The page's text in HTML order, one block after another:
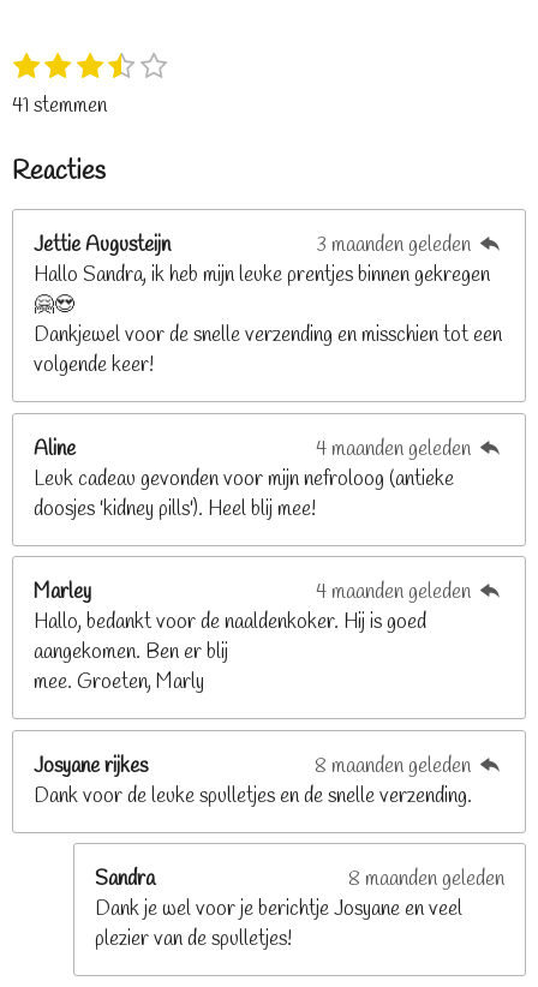
R
a
i
n
g
8
8
s
1
s
t
e
r
2
s
t
r
r
e
n
3
s
t
e
r
r
e
n
4
t
r
e
n
5
r
e
n
S
e
41 stemmen
Reacties
Jettie Augusteijn
3 maanden geleden
Hallo Sandra, ik heb mijn leuke prentjes binnen gekregen
🤗😍
Dankjewel voor de snelle verzending en misschien tot een
volgende keer!
Aline
4 maanden geleden
Leuk cadeau gevonden voor mijn nefroloog (antieke
doosjes 'kidney pills'). Heel blij mee!
Marley
4 maanden geleden
Hallo, bedankt voor de naaldenkoker. Hij is goed
aangekomen. Ben er blij
mee. Groeten, Marly
Josyane rijkes
8 maanden geleden
Dank voor de leuke spulletjes en de snelle verzending.
Sandra
8 maanden geleden
Dank je wel voor je berichtje Josyane en veel
plezier van de spulletjes!